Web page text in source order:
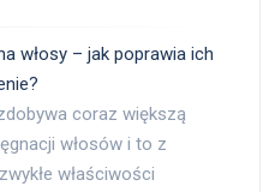
włosy – jak poprawia ich
coraz większą
włosów i to z
właściwości